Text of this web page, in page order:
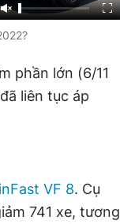
phần lớn (6/11
liên tục áp
VF 8. Cụ
741 xe, tương